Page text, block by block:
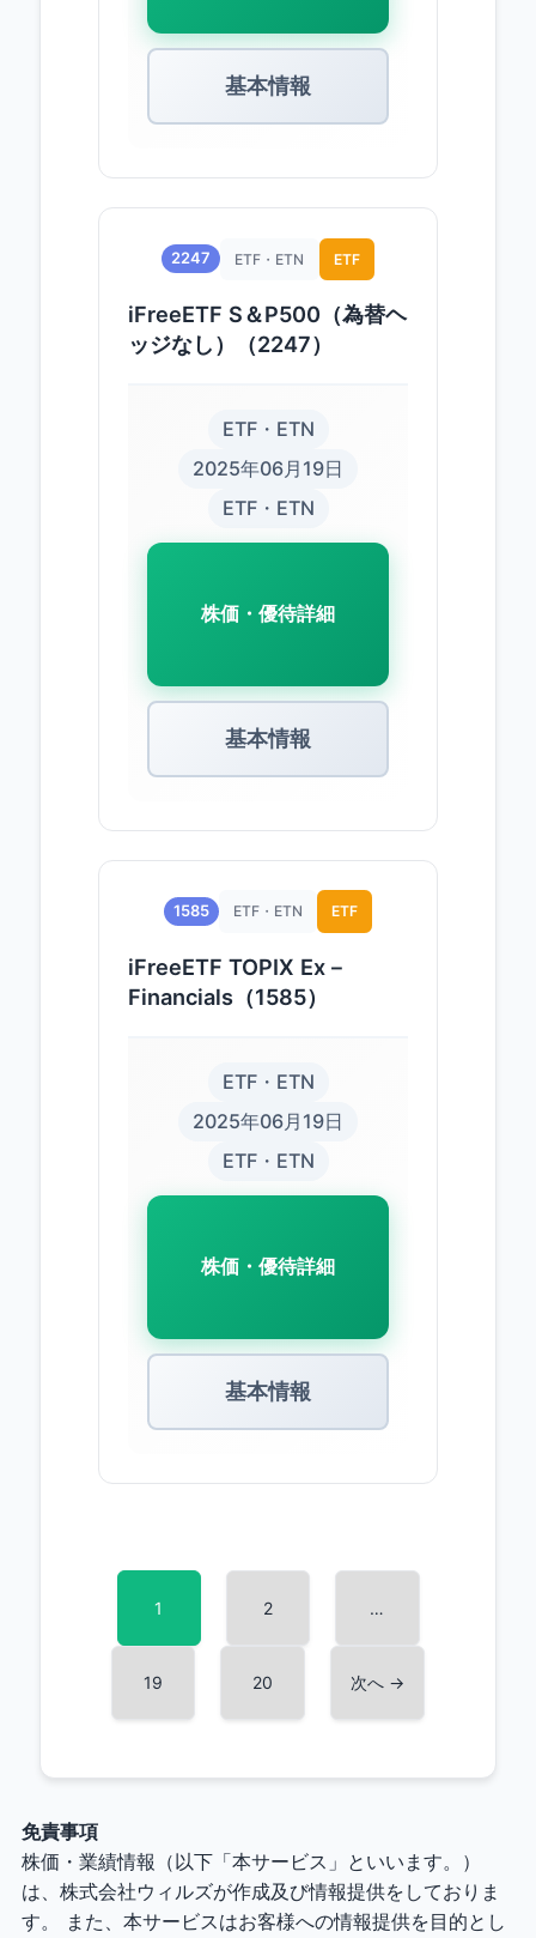
基本情報
2247 ETF・ETN ETF
iFreeETF S＆P500（為替ヘ
ッジなし）（2247）
ETF・ETN
2025年06月19日
ETF・ETN
株価・優待詳細
基本情報
1585 ETF・ETN ETF
iFreeETF TOPIX Ex－
Financials（1585）
ETF・ETN
2025年06月19日
ETF・ETN
株価・優待詳細
基本情報
1 2 …
19 20 次へ →
免責事項
株価・業績情報（以下「本サービス」といいます。）
は、株式会社ウィルズが作成及び情報提供をしておりま
す。 また、本サービスはお客様への情報提供を目的とし